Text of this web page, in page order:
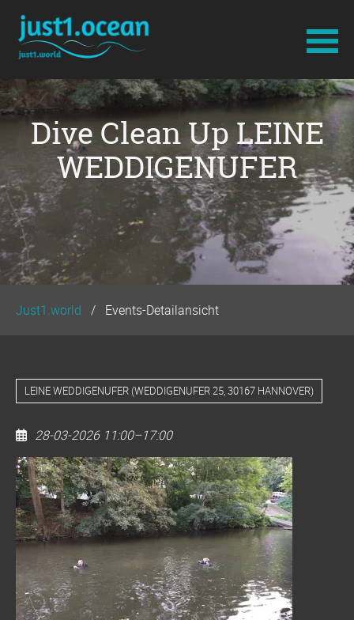
Navigation
überspringen
Dive Clean Up LEINE
WEDDIGENUFER
Just1.world Events-Detailansicht
LEINE WEDDIGENUFER (WEDDIGENUFER 25, 30167 HANNOVER)
28-03-2026 11:00–17:00
Dive
Clean
Up
LEINE
WEDDIGENUFER